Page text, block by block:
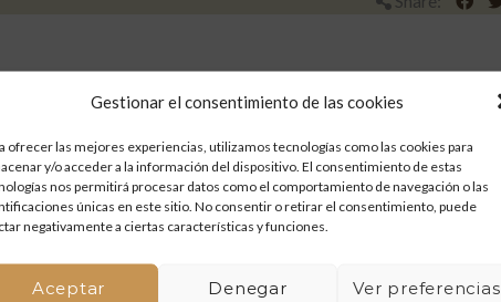
Gestionar el consentimiento de las cookies
ofrecer las mejores experiencias, utilizamos tecnologías como las cookies para
y/o acceder a la información del dispositivo. El consentimiento de estas
nos permitirá procesar datos como el comportamiento de navegación o las
únicas en este sitio. No consentir o retirar el consentimiento, puede
negativamente a ciertas características y funciones.
Aceptar Denegar Ver preferencias